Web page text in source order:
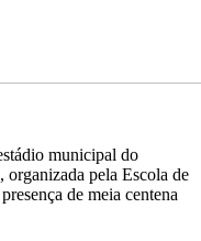
municipal do
organizada pela Escola de
de meia centena